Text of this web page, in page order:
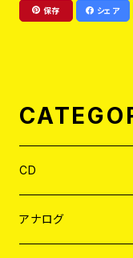
保存 シェア
CD
JAPAN
アナログ